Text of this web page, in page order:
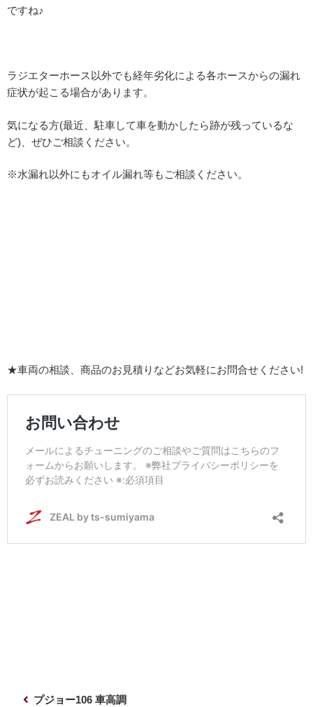
ですね♪
ラジエターホース以外でも経年劣化による各ホースからの漏れ
症状が起こる場合があります。
気になる方(最近、駐車して車を動かしたら跡が残っているな
ど)、ぜひご相談ください。
※水漏れ以外にもオイル漏れ等もご相談ください。
★車両の相談、商品のお見積りなどお気軽にお問合せください!
プジョー106 車高調